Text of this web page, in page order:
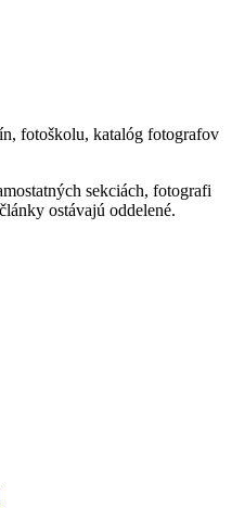
fotoškolu, katalóg fotografov
sekciách, fotografi
ostávajú oddelené.